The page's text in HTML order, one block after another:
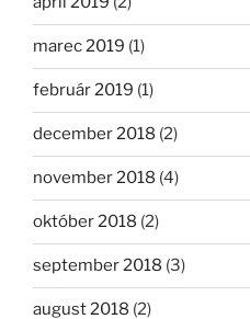
marec 2019 (1)
február 2019 (1)
december 2018 (2)
november 2018 (4)
október 2018 (2)
september 2018 (3)
august 2018 (2)